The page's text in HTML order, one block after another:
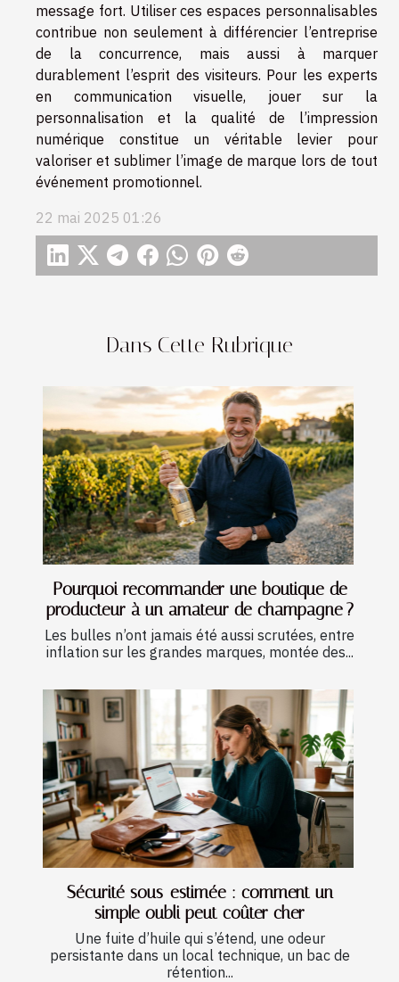
Dans Cette Rubrique
Pourquoi recommander une boutique de
producteur à un amateur de champagne ?
Les bulles n’ont jamais été aussi scrutées, entre
inflation sur les grandes marques, montée des...
Sécurité sous-estimée : comment un
simple oubli peut coûter cher
Une fuite d’huile qui s’étend, une odeur
persistante dans un local technique, un bac de
rétention...
message fort. Utiliser ces espaces personnalisables
contribue non seulement à différencier l’entreprise
de la concurrence, mais aussi à marquer
durablement l’esprit des visiteurs. Pour les experts
en communication visuelle, jouer sur la
personnalisation et la qualité de l’impression
numérique constitue un véritable levier pour
valoriser et sublimer l’image de marque lors de tout
événement promotionnel.
22 mai 2025 01:26